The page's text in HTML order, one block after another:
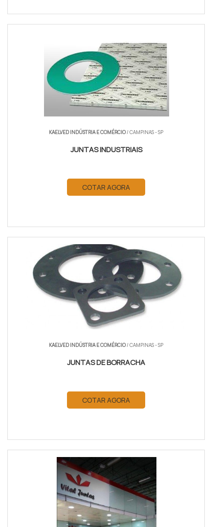
KAELVED INDÚSTRIA E COMÉRCIO/ CAMPINAS - SP
JUNTAS INDUSTRIAIS
COTAR AGORA
KAELVED INDÚSTRIA E COMÉRCIO/ CAMPINAS - SP
JUNTAS DE BORRACHA
COTAR AGORA